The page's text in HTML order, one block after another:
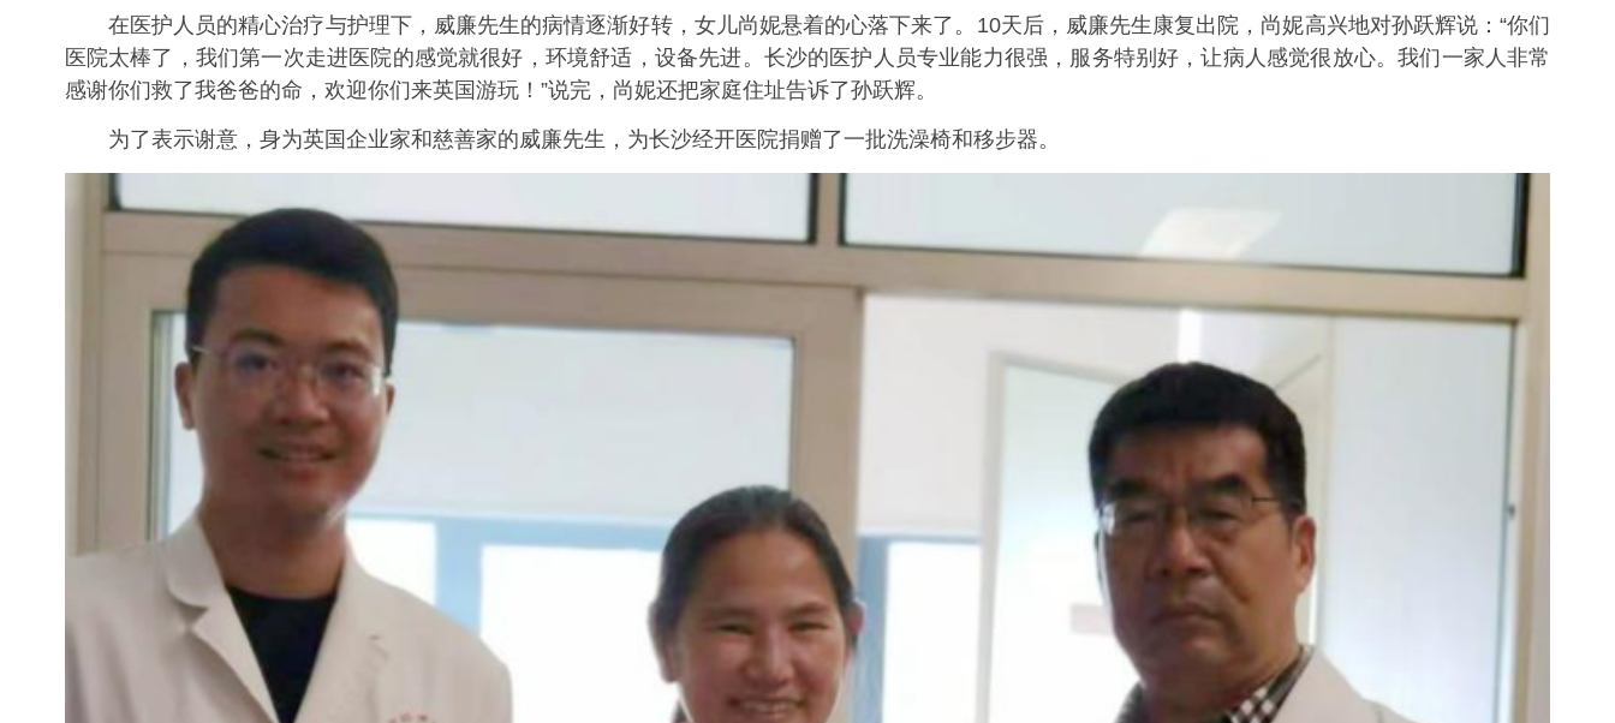
在医护人员的精心治疗与护理下，威廉先生的病情逐渐好转，女儿尚妮悬着的心落下来了。10天后，威廉先生康复出院，尚妮高兴地对孙跃辉说：“你们
医院太棒了，我们第一次走进医院的感觉就很好，环境舒适，设备先进。长沙的医护人员专业能力很强，服务特别好，让病人感觉很放心。我们一家人非常
感谢你们救了我爸爸的命，欢迎你们来英国游玩！”说完，尚妮还把家庭住址告诉了孙跃辉。
为了表示谢意，身为英国企业家和慈善家的威廉先生，为长沙经开医院捐赠了一批洗澡椅和移步器。